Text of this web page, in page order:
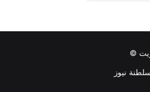
©
نيوز